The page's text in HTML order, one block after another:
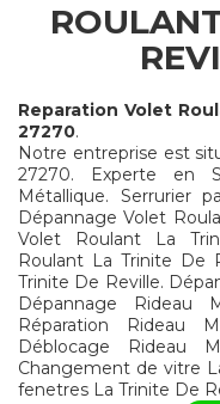
Reparation Volet
27270.
Notre entreprise est
27270. Experte en
Métallique. Serrurier
Dépannage Volet
Volet Roulant La
Roulant La Trinite De
Trinite De Reville.
Dépannage Rideau
Réparation Rideau
Déblocage Rideau
Changement de vitre
fenetres La Trinite De